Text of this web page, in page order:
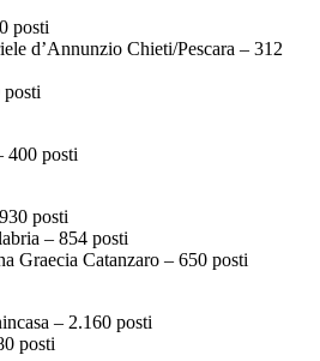
posti
d’Annunzio Chieti/Pescara – 312
400 posti
posti
– 854 posti
Graecia Catanzaro – 650 posti
– 2.160 posti
posti